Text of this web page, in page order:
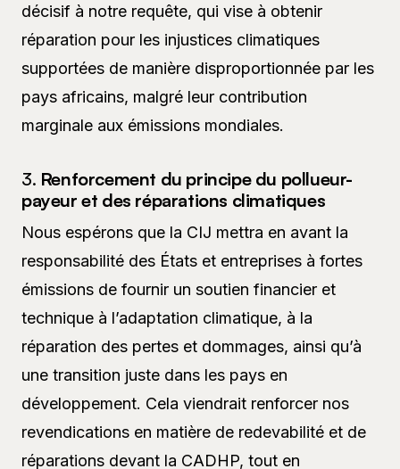
décisif à notre requête, qui vise à obtenir
réparation pour les injustices climatiques
supportées de manière disproportionnée par les
pays africains, malgré leur contribution
marginale aux émissions mondiales.
3. Renforcement du principe du pollueur-
payeur et des réparations climatiques
Nous espérons que la CIJ mettra en avant la
responsabilité des États et entreprises à fortes
émissions de fournir un soutien financier et
technique à l’adaptation climatique, à la
réparation des pertes et dommages, ainsi qu’à
une transition juste dans les pays en
développement. Cela viendrait renforcer nos
revendications en matière de redevabilité et de
réparations devant la CADHP, tout en